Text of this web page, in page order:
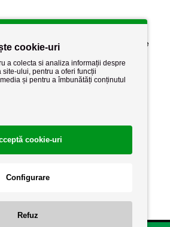
Politica de confidențialitate
Politica de retur
Termeni si conditii
cookie-uri
a colecta si analiza informații despre
ului, pentru a oferi funcții
și pentru a îmbunătăți conținutul
cookie-uri
Configurare
Refuz